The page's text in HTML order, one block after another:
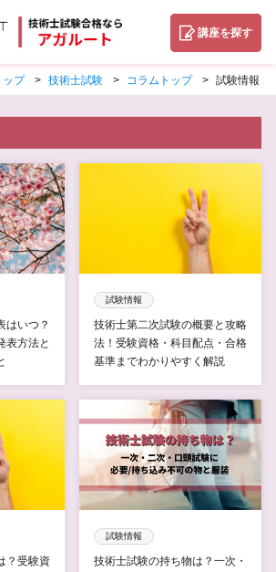
講座を探す
ップ 技術士試験 コラムトップ 試験情報
はいつ？
表方法と
試験情報
技術士第二次試験の概要と攻略
法！受験資格・科目配点・合格
基準までわかりやすく解説
？受験資
試験情報
技術士試験の持ち物は？一次・